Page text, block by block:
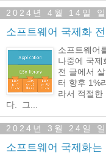
2024년 4월 14일 일
소프트웨어 국제화
소프트웨어
나중에 국제
전 글에서
터 향후 1%
라서 적절한
다. 그...
2024년 3월 24일 일
소프트웨어 국제화는